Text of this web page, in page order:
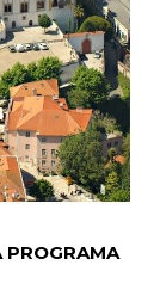
PROGRAMA